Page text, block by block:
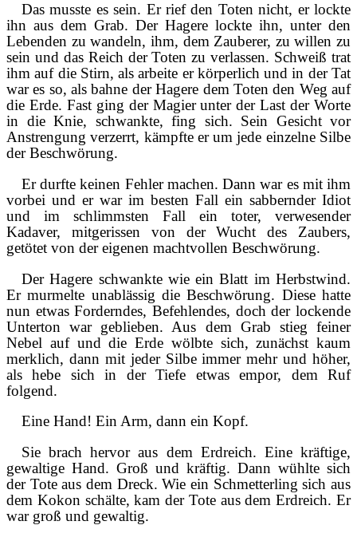
Das musste es sein. Er rief den Toten nicht, er lockte
ihn aus dem Grab. Der Hagere lockte ihn, unter den
Lebenden zu wandeln, ihm, dem Zauberer, zu willen zu
sein und das Reich der Toten zu verlassen. Schweiß trat
ihm auf die Stirn, als arbeite er körperlich und in der Tat
war es so, als bahne der Hagere dem Toten den Weg auf
die Erde. Fast ging der Magier unter der Last der Worte
in die Knie, schwankte, fing sich. Sein Gesicht vor
Anstrengung verzerrt, kämpfte er um jede einzelne Silbe
der Beschwörung.
Er durfte keinen Fehler machen. Dann war es mit ihm
vorbei und er war im besten Fall ein sabbernder Idiot
und im schlimmsten Fall ein toter, verwesender
Kadaver, mitgerissen von der Wucht des Zaubers,
getötet von der eigenen machtvollen Beschwörung.
Der Hagere schwankte wie ein Blatt im Herbstwind.
Er murmelte unablässig die Beschwörung. Diese hatte
nun etwas Forderndes, Befehlendes, doch der lockende
Unterton war geblieben. Aus dem Grab stieg feiner
Nebel auf und die Erde wölbte sich, zunächst kaum
merklich, dann mit jeder Silbe immer mehr und höher,
als hebe sich in der Tiefe etwas empor, dem Ruf
folgend.
Eine Hand! Ein Arm, dann ein Kopf.
Sie brach hervor aus dem Erdreich. Eine kräftige,
gewaltige Hand. Groß und kräftig. Dann wühlte sich
der Tote aus dem Dreck. Wie ein Schmetterling sich aus
dem Kokon schälte, kam der Tote aus dem Erdreich. Er
war groß und gewaltig.